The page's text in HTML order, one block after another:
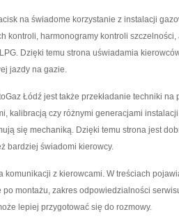
na świadome korzystanie z instalacji
kontroli, harmonogramy kontroli
Dzięki temu strona uświadamia
jazdy na gazie.
Łódź jest także przekładanie techniki
kalibracją czy różnymi generacjami
się mechaniką. Dzięki temu strona jest
bardziej świadomi kierowcy.
komunikacji z kierowcami. W treściach
montażu, zakres odpowiedzialności
lepiej przygotować się do rozmowy.